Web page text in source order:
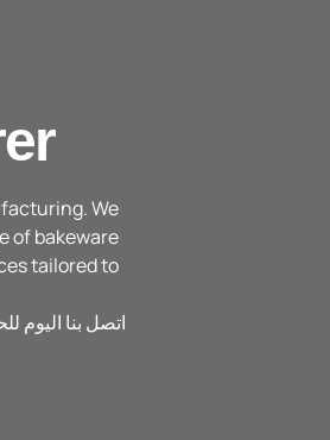
We
of bakeware
tailored to
اتصل بنا